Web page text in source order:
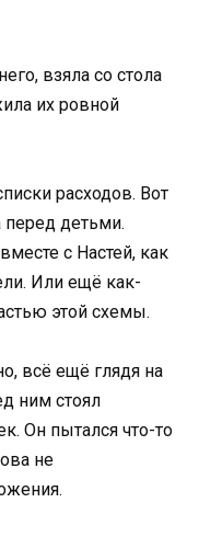
взяла со стола
их ровной
расходов. Вот
перед детьми.
с Настей, как
Или ещё как-
этой схемы.
всё ещё глядя на
ним стоял
Он пытался что-то
не